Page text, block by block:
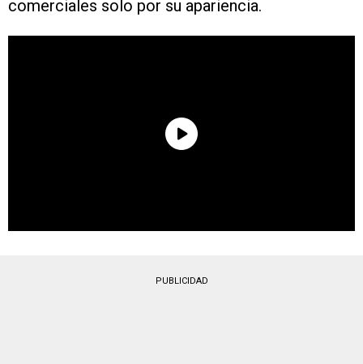
comerciales solo por su apariencia.
PUBLICIDAD